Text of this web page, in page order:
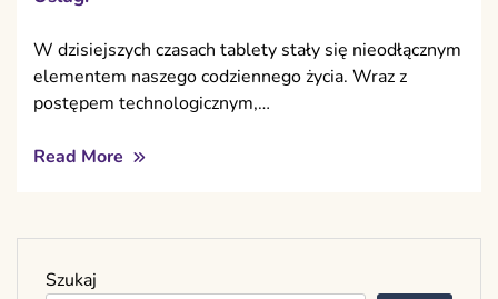
W dzisiejszych czasach tablety stały się nieodłącznym
elementem naszego codziennego życia. Wraz z
postępem technologicznym,…
Read More
Szukaj